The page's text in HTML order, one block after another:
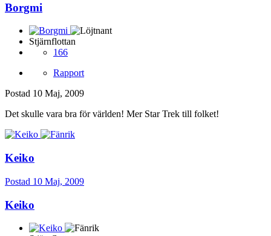
Borgmi
Stjärnflottan
166
Rapport
Postad 10 Maj, 2009
Det skulle vara bra för världen! Mer Star Trek till folket!
Keiko
Postad 10 Maj, 2009
Keiko